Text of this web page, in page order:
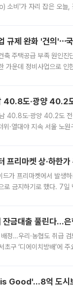
소비'가 자리 잡은 오늘,
규제 완화 '건의'⋯
축 주택공급 부족 원인
가운데 정비사업으로
40.8도·광양 40.2
40.8도·광양 40.2도
위·열대야 지속 서울 노
프리마켓 상·하한가
가 프리마켓에서 발생
로 금지하기로 했다. 7
잔금대출 풀린다…
정…우리·농협도 취급
초구 ‘디에이치방배’에
Good'…8억 도시